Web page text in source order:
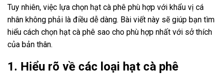
Tuy nhiên, việc lựa chọn hạt cà phê phù hợp với khẩu vị cá
nhân không phải là điều dễ dàng. Bài viết này sẽ giúp bạn tìm
hiểu cách chọn hạt cà phê sao cho phù hợp nhất với sở thích
của bản thân.
1. Hiểu rõ về các loại hạt cà phê